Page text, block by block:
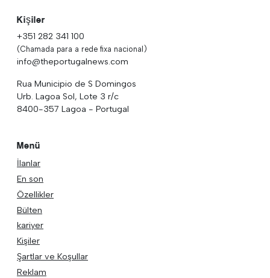
Kişiler
+351 282 341 100
(Chamada para a rede fixa nacional)
info@theportugalnews.com
Rua Municipio de S Domingos
Urb. Lagoa Sol, Lote 3 r/c
8400-357 Lagoa - Portugal
Menü
İlanlar
En son
Özellikler
Bülten
kariyer
Kişiler
Şartlar ve Koşullar
Reklam